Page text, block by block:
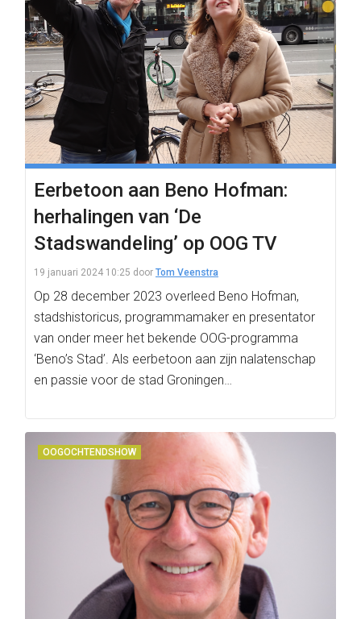
Eerbetoon aan Beno Hofman:
herhalingen van ‘De
Stadswandeling’ op OOG TV
19 januari 2024 10:25 door Tom Veenstra
Op 28 december 2023 overleed Beno Hofman,
stadshistoricus, programmamaker en presentator
van onder meer het bekende OOG-programma
‘Beno’s Stad’. Als eerbetoon aan zijn nalatenschap
en passie voor de stad Groningen…
OOGOCHTENDSHOW